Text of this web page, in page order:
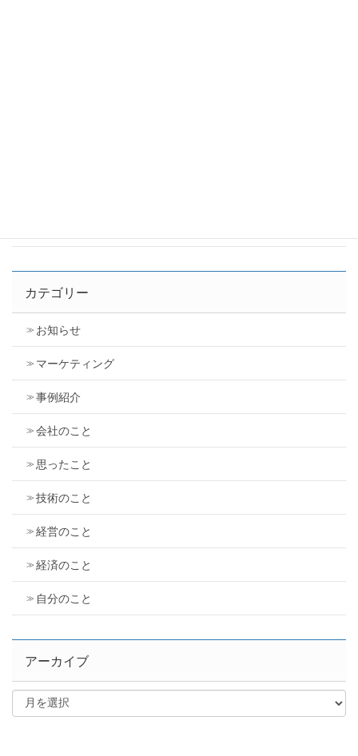
カテゴリー
お知らせ
マーケティング
事例紹介
会社のこと
思ったこと
技術のこと
経営のこと
経済のこと
自分のこと
アーカイブ